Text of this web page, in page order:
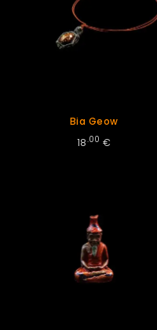
Bia Geow
18.00 €